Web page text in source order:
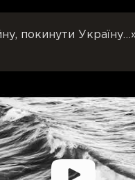
покинути